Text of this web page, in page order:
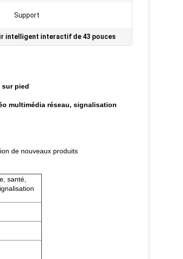
Support
intelligent interactif de 43 pouces
sur pied
multimédia réseau, signalisation
de nouveaux produits
santé,